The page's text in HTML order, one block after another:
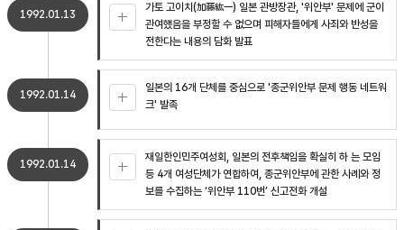
1992.01.13
가토 고이치(加藤紘一) 일본 관방장관, '위안부' 문제에 군이
관여했음을 부정할 수 없으며 피해자들에게 사죄와 반성을
전한다는 내용의 담화 발표
1992.01.14
일본의 16개 단체를 중심으로 '종군위안부 문제 행동 네트워
크' 발족
1992.01.14
재일한인민주여성회, 일본의 전후책임을 확실히 하 는 모임
등 4개 여성단체가 연합하여, 종군위안부에 관한 사례와 정
보를 수집하는 ‘위안부 110번’ 신고전화 개설